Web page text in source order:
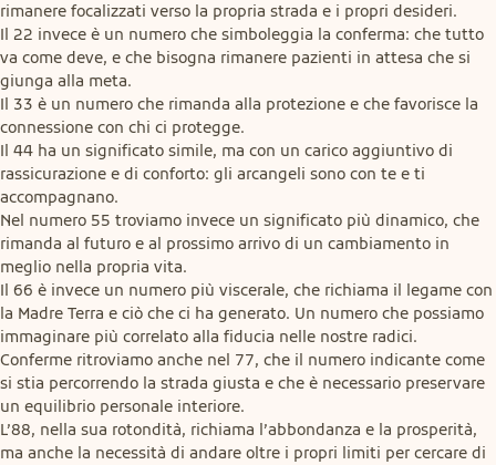
rimanere focalizzati verso la propria strada e i propri desideri.
Il 22 invece è un numero che simboleggia la conferma: che tutto
va come deve, e che bisogna rimanere pazienti in attesa che si
giunga alla meta.
Il 33 è un numero che rimanda alla protezione e che favorisce la
connessione con chi ci protegge.
Il 44 ha un significato simile, ma con un carico aggiuntivo di
rassicurazione e di conforto: gli arcangeli sono con te e ti
accompagnano.
Nel numero 55 troviamo invece un significato più dinamico, che
rimanda al futuro e al prossimo arrivo di un cambiamento in
meglio nella propria vita.
Il 66 è invece un numero più viscerale, che richiama il legame con
la Madre Terra e ciò che ci ha generato. Un numero che possiamo
immaginare più correlato alla fiducia nelle nostre radici.
Conferme ritroviamo anche nel 77, che il numero indicante come
si stia percorrendo la strada giusta e che è necessario preservare
un equilibrio personale interiore.
L’88, nella sua rotondità, richiama l’abbondanza e la prosperità,
ma anche la necessità di andare oltre i propri limiti per cercare di